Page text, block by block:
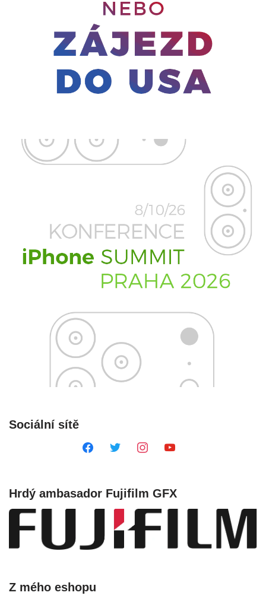
Sociální sítě
Hrdý ambasador Fujifilm GFX
Z mého eshopu